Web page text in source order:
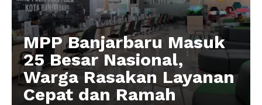
MPP Banjarbaru Masuk
25 Besar Nasional,
Warga Rasakan Layanan
Cepat dan Ramah